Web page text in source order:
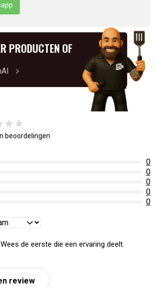
PRODUCTEN OF
beoordelingen
0
0
0
0
0
de eerste die een ervaring deelt.
review